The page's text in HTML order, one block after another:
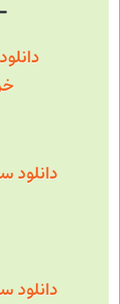
دانلود
دانلود